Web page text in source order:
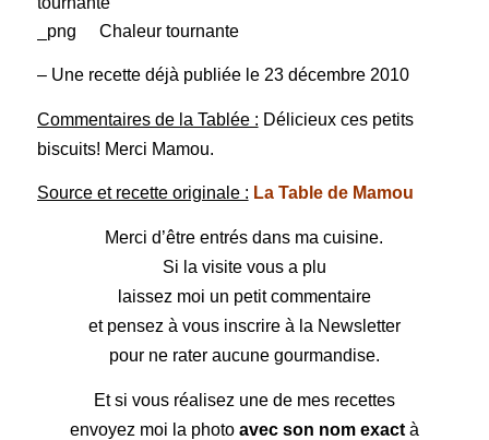
Chaleur tournante
– Une recette déjà publiée le 23 décembre 2010
Commentaires de la Tablée : Délicieux ces petits
biscuits! Merci Mamou.
Source et recette originale : La Table de Mamou
Merci d’être entrés dans ma cuisine.
Si la visite vous a plu
laissez moi un petit commentaire
et pensez à vous inscrire à la Newsletter
pour ne rater aucune gourmandise.
Et si vous réalisez une de mes recettes
envoyez moi la photo avec son nom exactà